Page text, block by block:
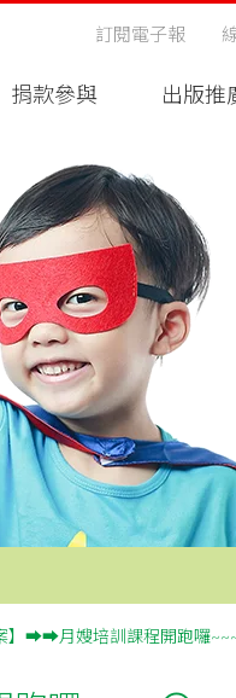
捐款參與 出版推
訂閱電子報
】➡️➡️月嫂培訓課程開跑囉